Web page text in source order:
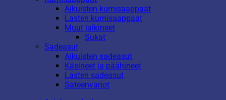
Aikuisten kumisaappaat
Lasten kumisaappaat
Muut jalkineet
Sukat
Sadeasut
Aikuisten sadeasut
Käsineet ja päähineet
Lasten sadeasut
Sateenvarjot